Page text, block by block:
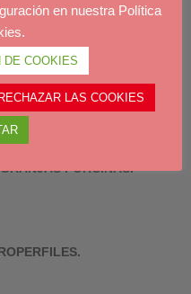
EN GRANJAS.
PORCINAS.
en nuestra Política
DE COOKIES
LAS COOKIES